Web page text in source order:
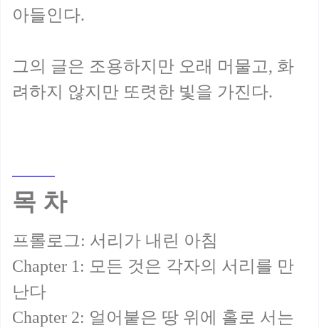
아들인다.
그의 글은 조용하지만 오래 머물고, 화
목 차
프롤로그: 서리가 내린 아침
Chapter 1: 모든 것은 각자의 서리를 만
난다
Chapter 2: 얼어붙은 땅 위에 홀로 서는